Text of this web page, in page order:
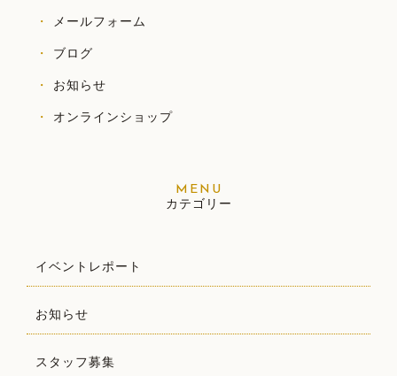
メールフォーム
ブログ
お知らせ
オンラインショップ
カテゴリー
イベントレポート
お知らせ
スタッフ募集